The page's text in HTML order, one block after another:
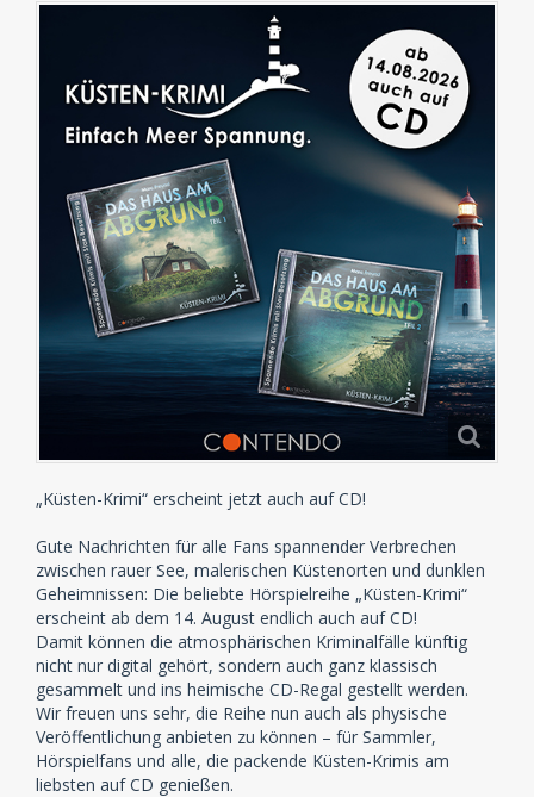
„Küsten-Krimi“ erscheint jetzt auch auf CD!
Gute Nachrichten für alle Fans spannender Verbrechen
zwischen rauer See, malerischen Küstenorten und dunklen
Geheimnissen: Die beliebte Hörspielreihe „Küsten-Krimi“
erscheint ab dem 14. August endlich auch auf CD!
Damit können die atmosphärischen Kriminalfälle künftig
nicht nur digital gehört, sondern auch ganz klassisch
gesammelt und ins heimische CD-Regal gestellt werden.
Wir freuen uns sehr, die Reihe nun auch als physische
Veröffentlichung anbieten zu können – für Sammler,
Hörspielfans und alle, die packende Küsten-Krimis am
liebsten auf CD genießen.